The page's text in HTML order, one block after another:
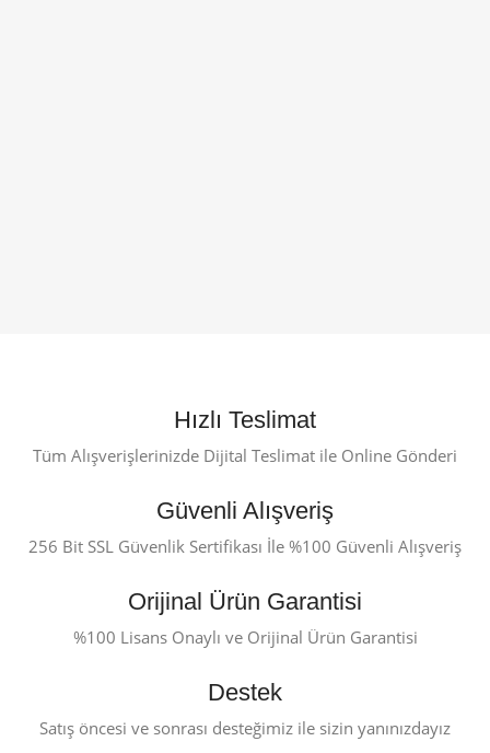
Hızlı Teslimat
Tüm Alışverişlerinizde Dijital Teslimat ile Online Gönderi
Güvenli Alışveriş
256 Bit SSL Güvenlik Sertifikası İle %100 Güvenli Alışveriş
Orijinal Ürün Garantisi
%100 Lisans Onaylı ve Orijinal Ürün Garantisi
Destek
Satış öncesi ve sonrası desteğimiz ile sizin yanınızdayız